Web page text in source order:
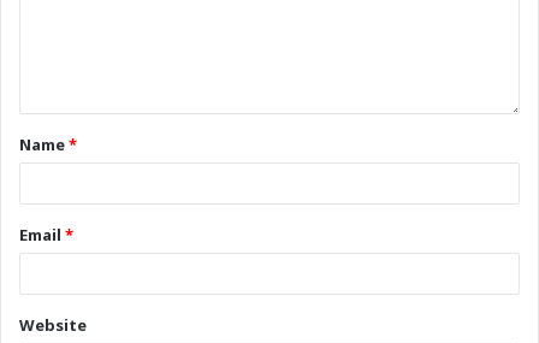
Name*
Email *
Website